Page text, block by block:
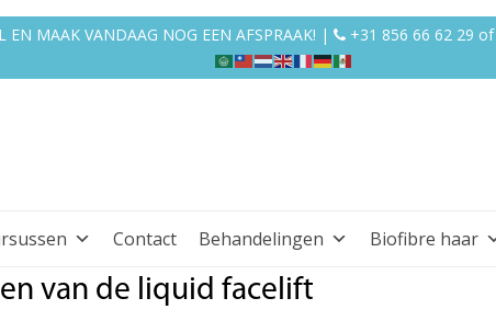
EN MAAK VANDAAG NOG EEN AFSPRAAK! | +31 856 66 62 29 of
Contact Behandelingen Biofibre haar
van de liquid facelift